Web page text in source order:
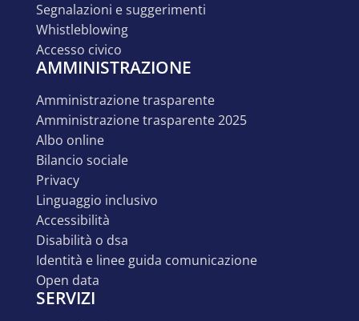
segnalazioni e suggerimenti
whistleblowing
accesso civico
AMMINISTRAZIONE
amministrazione trasparente
amministrazione trasparente 2025
albo online
bilancio sociale
privacy
linguaggio inclusivo
accessibilità
disabilità o dsa
identità e linee guida comunicazione
open data
SERVIZI